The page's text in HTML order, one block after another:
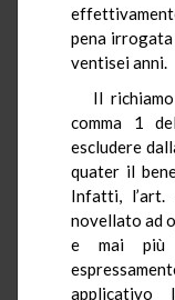
pena irrogata
ventisei anni.
Il
comma 1
escludere
quater il
Infatti,
novellato ad
e mai più
applicativo